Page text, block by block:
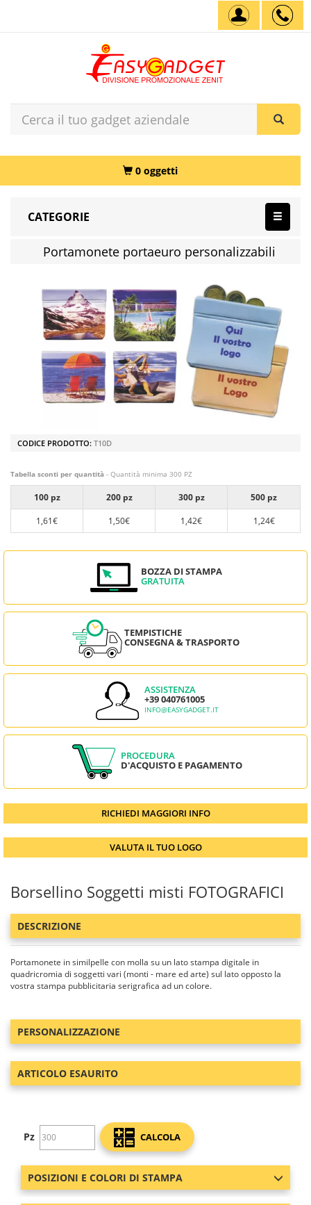
0 oggetti
CATEGORIE
Portamonete portaeuro personalizzabili
CODICE PRODOTTO: T10D
Tabella sconti per quantità - Quantità minima 300 PZ
100 pz 200 pz 300 pz
500 pz
1,61€
1,50€ 1,42€ 1,24€
BOZZA DI STAMPA
GRATUITA
TEMPISTICHE
CONSEGNA & TRASPORTO
ASSISTENZA
+39 040761005
INFO@EASYGADGET.IT
PROCEDURA
D'ACQUISTO E PAGAMENTO
RICHIEDI MAGGIORI INFO
VALUTA IL TUO LOGO
Borsellino Soggetti misti FOTOGRAFICI
DESCRIZIONE
Portamonete in similpelle con molla su un lato stampa digitale in
quadricromia di soggetti vari (monti - mare ed arte) sul lato opposto la
vostra stampa pubblicitaria serigrafica ad un colore.
PERSONALIZZAZIONE
ARTICOLO ESAURITO
Pz CALCOLA
POSIZIONI E COLORI DI STAMPA